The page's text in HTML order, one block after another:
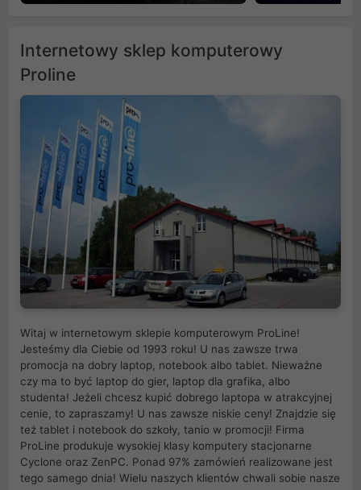
Internetowy sklep komputerowy
Proline
Witaj w internetowym sklepie komputerowym ProLine!
Jesteśmy dla Ciebie od 1993 roku! U nas zawsze trwa
promocja na dobry laptop, notebook albo tablet. Nieważne
czy ma to być laptop do gier, laptop dla grafika, albo
studenta! Jeżeli chcesz kupić dobrego laptopa w atrakcyjnej
cenie, to zapraszamy! U nas zawsze niskie ceny! Znajdzie się
też tablet i notebook do szkoły, tanio w promocji! Firma
ProLine produkuje wysokiej klasy komputery stacjonarne
Cyclone oraz ZenPC. Ponad 97% zamówień realizowane jest
tego samego dnia! Wielu naszych klientów chwali sobie nasze